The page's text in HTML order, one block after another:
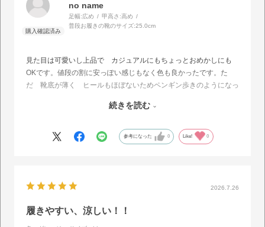
no name
足幅:広め 甲高さ:高め
普段お履きの靴のサイズ:25.0cm
見た目は可愛いし上品で カジュアルにもちょっとおめかしにも
OKです。値段の割に安っぽい感じもなく色も良かったです。た
だ 靴底が薄く ヒールもほぼないためペンギン歩きのようになっ
（裏）はしっかり厚めにクッション性を高くして欲しいです。ま
あった方が足に負担が少ないと思います。インヒールだと見た目は
あまり変わらず 良いのになぁと思いました。価格が1000円くら
また 編み目の隙間に小指が引っかかるので 私は素足で履くのは
サイズは普段25〜25.5の幅広ですが こちらはLLでも余裕あり、
続きを読む
参考になった 0 Like! 0
2026.7.26
履きやすい、涼しい！！